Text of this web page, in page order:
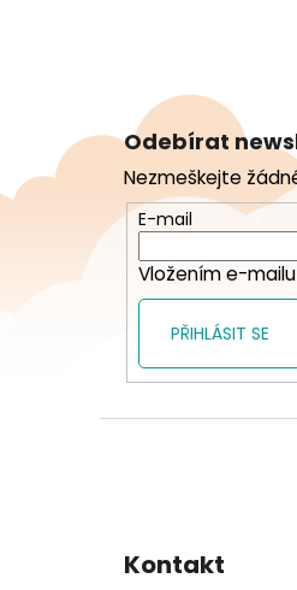
a
Odebírat
Nezmeškejte
E-mail
Vložením e-
PŘIHLÁSIT SE
Kontakt